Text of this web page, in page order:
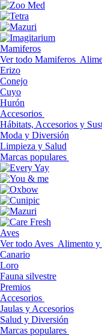
Mamiferos
Ver todo Mamiferos
Erizo
Conejo
Cuyo
Hurón
Accesorios
Hábitats, Accesorios y
Moda y Diversión
Limpieza y Salud
Marcas populares
Aves
Ver todo Aves Alimento y
Canario
Loro
Fauna silvestre
Premios
Accesorios
Jaulas y Accesorios
Salud y Diversión
Marcas populares